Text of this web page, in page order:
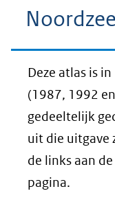
Deze atlas is
(1987, 1992
gedeeltelijk
uit die uitgave
de links aan
pagina.